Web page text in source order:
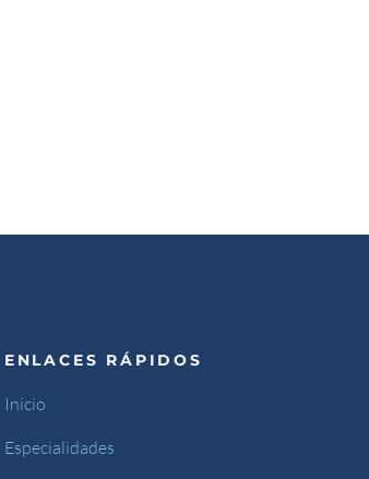
ENLACES RÁPIDOS
Inicio
Especialidades